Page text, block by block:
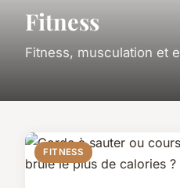
Fitness
Fitness, musculation et
FITNESS